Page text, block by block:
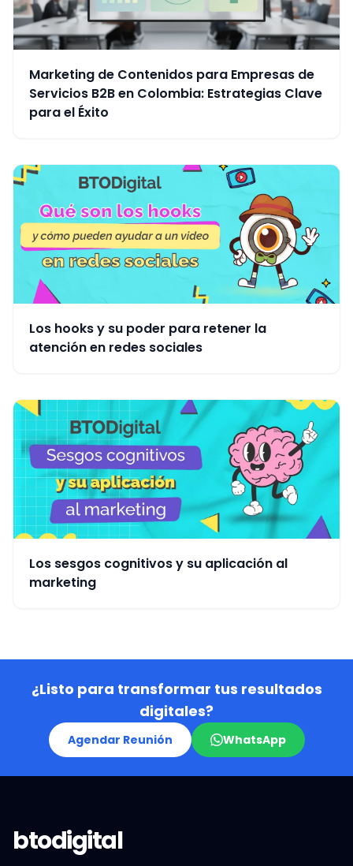
Marketing de Contenidos para Empresas de
Servicios B2B en Colombia: Estrategias Clave
para el Éxito
Los hooks y su poder para retener la
atención en redes sociales
Los sesgos cognitivos y su aplicación al
marketing
¿Listo para transformar tus resultados
digitales?
Agendar Reunión WhatsApp
btodigital